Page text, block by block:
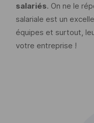
salariés. On ne le
salariale est un
équipes et surtout,
votre entreprise !